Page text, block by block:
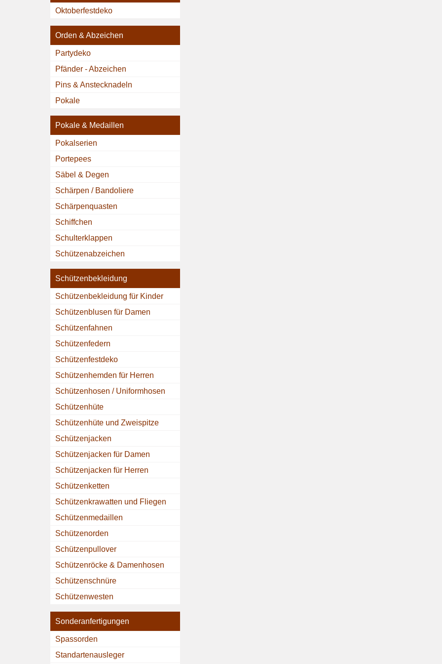
Oktoberfestdeko
Orden & Abzeichen
Partydeko
Pfänder - Abzeichen
Pins & Anstecknadeln
Pokale
Pokale & Medaillen
Pokalserien
Portepees
Säbel & Degen
Schärpen / Bandoliere
Schärpenquasten
Schiffchen
Schulterklappen
Schützenabzeichen
Schützenbekleidung
Schützenbekleidung für Kinder
Schützenblusen für Damen
Schützenfahnen
Schützenfedern
Schützenfestdeko
Schützenhemden für Herren
Schützenhosen / Uniformhosen
Schützenhüte
Schützenhüte und Zweispitze
Schützenjacken
Schützenjacken für Damen
Schützenjacken für Herren
Schützenketten
Schützenkrawatten und Fliegen
Schützenmedaillen
Schützenorden
Schützenpullover
Schützenröcke & Damenhosen
Schützenschnüre
Schützenwesten
Sonderanfertigungen
Spassorden
Standartenausleger